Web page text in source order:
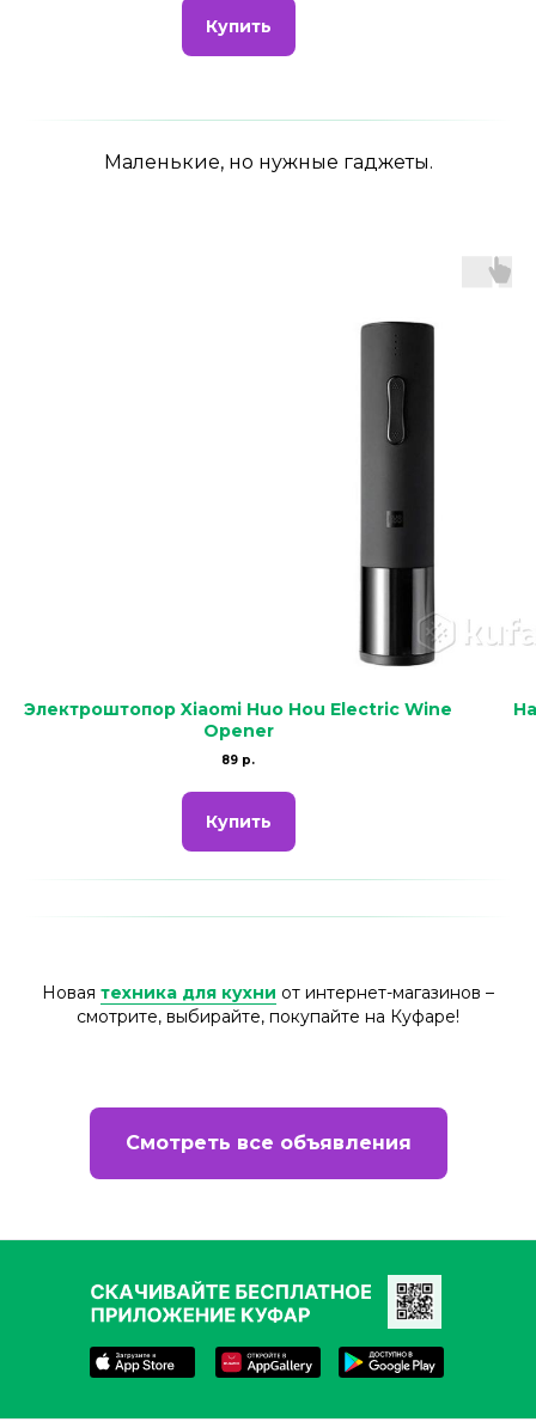
Купить
Маленькие, но нужные гаджеты.
Электроштопор Xiaomi Huo Hou Electric Wine
Opener
89 р.
Купить
Новая техника для кухни от интернет-магазинов –
смотрите, выбирайте, покупайте на Куфаре!
Смотреть все объявления